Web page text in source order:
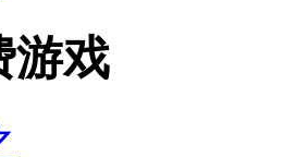
游戏